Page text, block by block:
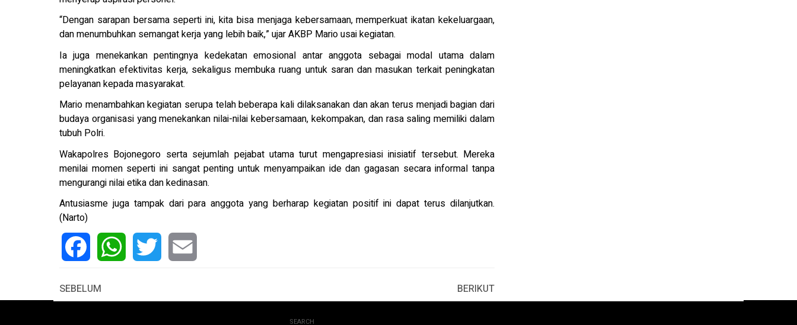
“Dengan sarapan bersama seperti ini, kita bisa menjaga kebersamaan, memperkuat ikatan kekeluargaan,
dan menumbuhkan semangat kerja yang lebih baik,” ujar AKBP Mario usai kegiatan.
Ia juga menekankan pentingnya kedekatan emosional antar anggota sebagai modal utama dalam
meningkatkan efektivitas kerja, sekaligus membuka ruang untuk saran dan masukan terkait peningkatan
pelayanan kepada masyarakat.
Mario menambahkan kegiatan serupa telah beberapa kali dilaksanakan dan akan terus menjadi bagian dari
budaya organisasi yang menekankan nilai-nilai kebersamaan, kekompakan, dan rasa saling memiliki dalam
tubuh Polri.
Wakapolres Bojonegoro serta sejumlah pejabat utama turut mengapresiasi inisiatif tersebut. Mereka
menilai momen seperti ini sangat penting untuk menyampaikan ide dan gagasan secara informal tanpa
mengurangi nilai etika dan kedinasan.
Antusiasme juga tampak dari para anggota yang berharap kegiatan positif ini dapat terus dilanjutkan.
(Narto)
SEBELUM
BERIKUT
SEARCH